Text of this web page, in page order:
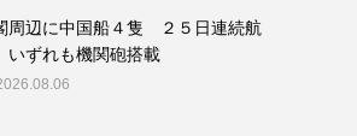
周辺に中国船４隻 ２５日連続航
ずれも機関砲搭載